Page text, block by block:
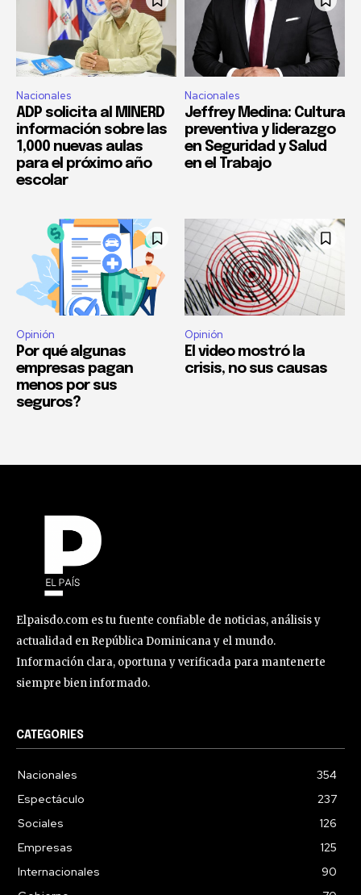
Nacionales
ADP solicita al MINERD
información sobre las
1,000 nuevas aulas
para el próximo año
escolar
Nacionales
Jeffrey Medina: Cultura
preventiva y liderazgo
en Seguridad y Salud
en el Trabajo
Opinión
Por qué algunas
empresas pagan
menos por sus
seguros?
Opinión
El video mostró la
crisis, no sus causas
Elpaisdo.com es tu fuente confiable de noticias, análisis y
actualidad en República Dominicana y el mundo.
Información clara, oportuna y verificada para mantenerte
siempre bien informado.
CATEGORIES
Nacionales
354
Espectáculo
237
Sociales
126
Empresas
125
Internacionales
90